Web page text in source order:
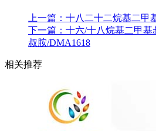
上一篇： 十八二十二烷基二甲
下一篇： 十六/十八烷基二甲基
叔胺/DMA1618
相关推荐